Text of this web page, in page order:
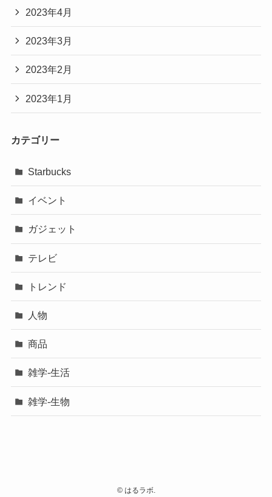
2023年4月
2023年3月
2023年2月
2023年1月
カテゴリー
Starbucks
イベント
ガジェット
テレビ
トレンド
人物
商品
雑学-生活
雑学-生物
©はるラボ.